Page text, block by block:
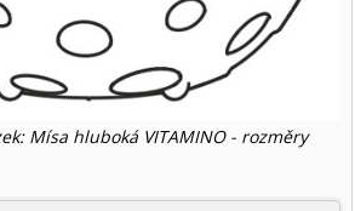
Mísa hluboká VITAMINO - rozměry